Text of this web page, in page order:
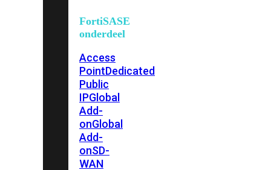
FortiSASE
onderdeel
Access
PointDedicated
Public
IPGlobal
Add-
onGlobal
Add-
onSD-
WAN